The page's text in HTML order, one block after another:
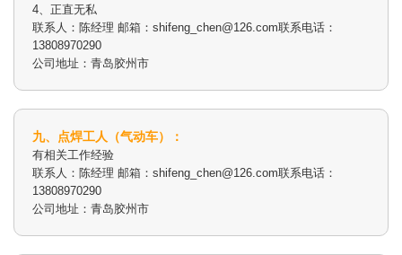
4、正直无私
联系人：陈经理 邮箱：shifeng_chen@126.com联系电话：
13808970290
公司地址：青岛胶州市
九、点焊工人（气动车）：
有相关工作经验
联系人：陈经理 邮箱：shifeng_chen@126.com联系电话：
13808970290
公司地址：青岛胶州市